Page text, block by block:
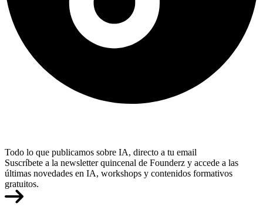
Todo lo que publicamos sobre IA, directo a tu email
Suscríbete a la newsletter quincenal de Founderz y accede a las
últimas novedades en IA, workshops y contenidos formativos
gratuitos.